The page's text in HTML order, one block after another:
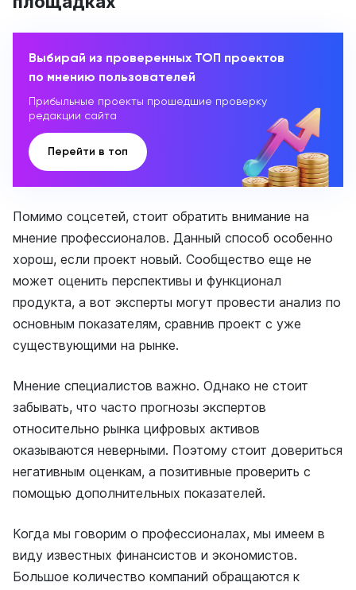
Выбирай из проверенных ТОП проектов
по мнению пользователей
Прибыльные проекты прошедшие проверку
редакции сайта
Перейти в топ
Помимо соцсетей, стоит обратить внимание на
мнение профессионалов. Данный способ особенно
хорош, если проект новый. Сообщество еще не
может оценить перспективы и функционал
продукта, а вот эксперты могут провести анализ по
основным показателям, сравнив проект с уже
существующими на рынке.
Мнение специалистов важно. Однако не стоит
забывать, что часто прогнозы экспертов
относительно рынка цифровых активов
оказываются неверными. Поэтому стоит довериться
негативным оценкам, а позитивные проверить с
помощью дополнительных показателей.
Когда мы говорим о профессионалах, мы имеем в
виду известных финансистов и экономистов.
Большое количество компаний обращаются к